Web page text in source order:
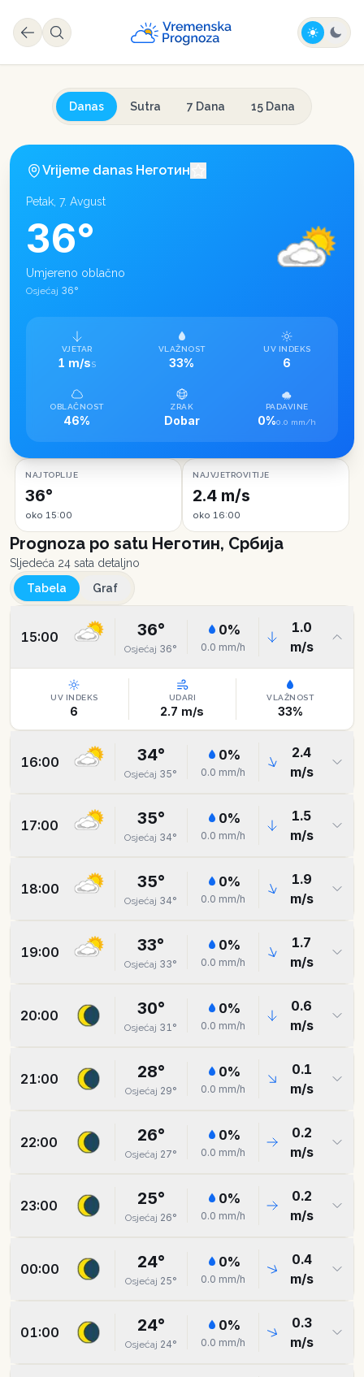
Danas Sutra 7 Dana 15 Dana
Vrijeme danas Неготин
Petak, 7. Avgust
36°
Umjereno oblačno
Osjećaj 36°
VJETAR
1 m/sS
VLAŽNOST
33%
UV INDEKS
6
OBLAČNOST
46%
ZRAK
Dobar
PADAVINE
0%0.0 mm/h
NAJTOPLIJE
36°
oko 15:00
NAJVJETROVITIJE
2.4 m/s
oko 16:00
Prognoza po satu Неготин, Србија
Sljedeća 24 sata detaljno
Tabela
Graf
15:00 36°
Osjećaj 36°
0%
0.0 mm/h
1.0
m/s
UV INDEKS
6
UDARI
2.7 m/s
VLAŽNOST
33%
16:00 34°
Osjećaj 35°
0%
0.0 mm/h
2.4
m/s
17:00 35°
Osjećaj 34°
0%
0.0 mm/h
1.5
m/s
18:00 35°
Osjećaj 34°
0%
0.0 mm/h
1.9
m/s
19:00 33°
Osjećaj 33°
0%
0.0 mm/h
1.7
m/s
20:00 30°
Osjećaj 31°
0%
0.0 mm/h
0.6
m/s
21:00 28°
Osjećaj 29°
0%
0.0 mm/h
0.1
m/s
22:00 26°
Osjećaj 27°
0%
0.0 mm/h
0.2
m/s
23:00 25°
Osjećaj 26°
0%
0.0 mm/h
0.2
m/s
00:00 24°
Osjećaj 25°
0%
0.0 mm/h
0.4
m/s
01:00 24°
Osjećaj 24°
0%
0.0 mm/h
0.3
m/s